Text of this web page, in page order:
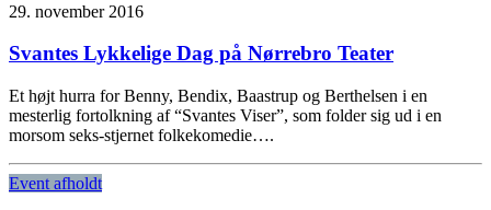
29. november 2016
Svantes Lykkelige Dag på Nørrebro Teater
Et højt hurra for Benny, Bendix, Baastrup og Berthelsen i en
mesterlig fortolkning af “Svantes Viser”, som folder sig ud i en
morsom seks-stjernet folkekomedie….
Event afholdt